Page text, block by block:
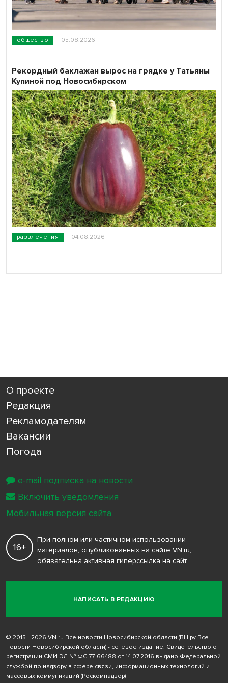
общество 05.08.2026
развлечения 04.08.2026
Рекордный баклажан вырос на грядке у Татьяны
Купиной под Новосибирском
О проекте
Редакция
Рекламодателям
Вакансии
Погода
НАПИСАТЬ В РЕДАКЦИЮ
16+
При полном или частичном использовании
материалов, опубликованных на сайте VN.ru,
обязательна активная гиперссылка на сайт
© 2015 - 2026 VN.ru Все новости Новосибирской области (ВН.ру Все
новости Новосибирской области) - сетевое издание. Свидетельство о
регистрации СМИ ЭЛ № ФС 77-66488 от 14.07.2016 выдано Федеральной
службой по надзору в сфере связи, информационных технологий и
массовых коммуникаций (Роскомнадзор)
e-mail подписка на новости
Включить уведомления
Мобильная версия сайта